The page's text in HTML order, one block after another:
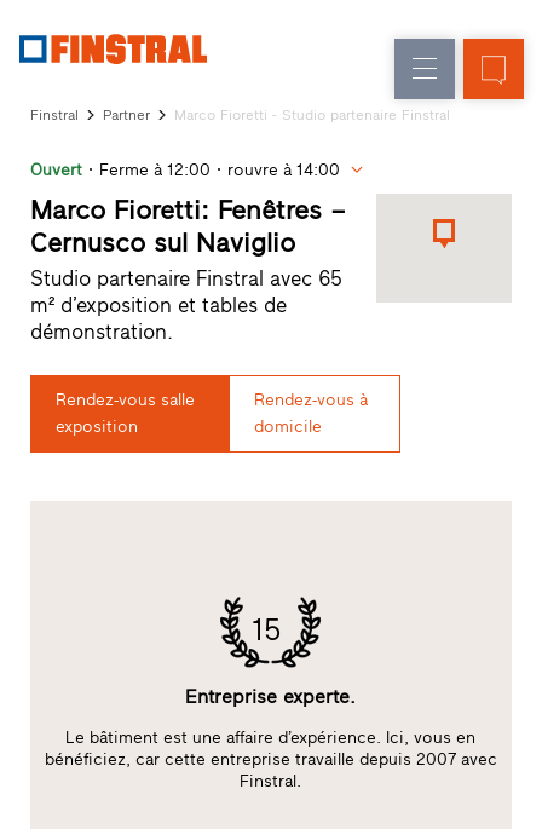
d'entrée
Parois
vitrées
neuve
architectes
Programme
Recherche
de
distributeurs
Accès
Finstral Partner Marco Fioretti - Studio partenaire Finstral
Ouvert Ferme à 12:00 rouvre à 14:00
Marco Fioretti: Fenêtres –
Cernusco sul Naviglio
Studio partenaire Finstral avec 65
m² d’exposition et tables de
démonstration.
Rendez-vous salle
exposition
Rendez-vous à
domicile
15
Entreprise experte.
Le bâtiment est une affaire d’expérience. Ici, vous en
bénéficiez, car cette entreprise travaille depuis 2007 avec
Finstral.